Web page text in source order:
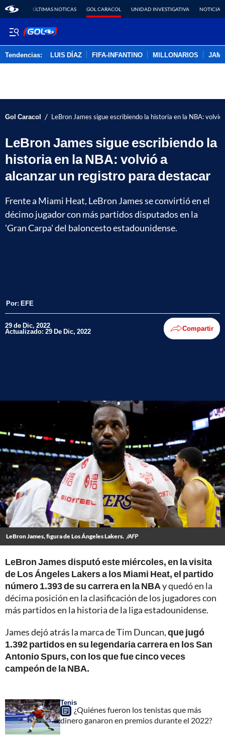
ÚLTIMAS NOTICAS GOL CARACOL UNIDAD INVESTIGATIVA NOTICIAS
Tendencias: LUIS DÍAZ FIFA-INFANTINO MILLONARIOS
Gol Caracol / LeBron James sigue escribiendo la historia en la NBA:
LeBron James sigue escribiendo la
historia en la NBA: volvió a
alcanzar un registro para destacar
Frente a Miami Heat, LeBron James se convirtió en el
décimo jugador con más partidos disputados en la
'Gran Carpa' del baloncesto estadounidense.
Por: EFE
29 de Dic, 2022
Actualizado: 29 De Dic, 2022 Compartir
LeBron James, figura de Los Ángeles Lakers. /AFP
LeBron James disputó este miércoles, en la visita
de Los Ángeles Lakers a los Miami Heat, el partido
número 1.393 de su carrera en la NBAy quedó en la
décima posición en la clasificación de los jugadores con
más partidos en la historia de la liga estadounidense.
James dejó atrás la marca de Tim Duncan,que jugó
1.392 partidos en su legendaria carrera en los San
Antonio Spurs, con los que fue cinco veces
campeón de la NBA.
Tenis
¿Quiénes fueron los tenistas que más
dinero ganaron en premios durante el 2022?